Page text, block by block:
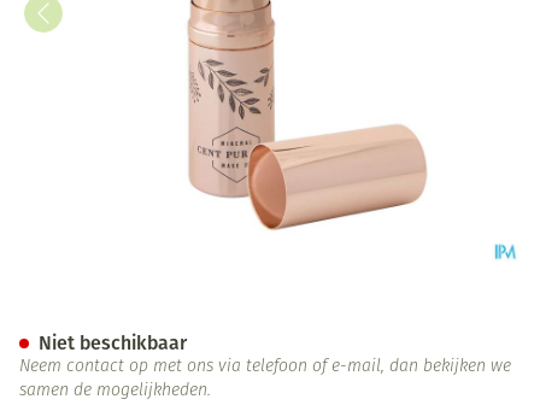
Niet beschikbaar
Neem contact op met ons via telefoon of e-mail, dan bekijken we
samen de mogelijkheden.